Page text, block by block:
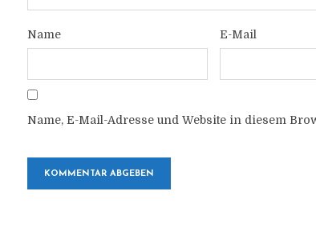
Name E-Mail
Name, E-Mail-Adresse und Website in diesem